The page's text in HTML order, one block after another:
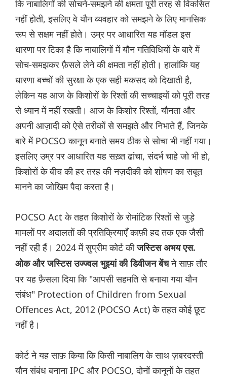
कि नाबालिगों की सोचने-समझने की क्षमता पूरी तरह से विकसित
नहीं होती, इसलिए वे यौन व्यवहार को समझने के लिए मानसिक
रूप से सक्षम नहीं होते। उम्र पर आधारित यह मॉडल इस
धारणा पर टिका है कि नाबालिगों में यौन गतिविधियों के बारे में
सोच-समझकर फ़ैसले लेने की क्षमता नहीं होती। हालांकि यह
धारणा बच्चों की सुरक्षा के एक सही मकसद को दिखाती है,
लेकिन यह आज के किशोरों के रिश्तों की सच्चाइयों को पूरी तरह
से ध्यान में नहीं रखती। आज के किशोर रिश्तों, यौनता और
अपनी आज़ादी को ऐसे तरीकों से समझते और निभाते हैं, जिनके
बारे में POCSO कानून बनाते समय ठीक से सोचा भी नहीं गया।
इसलिए उम्र पर आधारित यह सख़्त ढांचा, संदर्भ चाहे जो भी हो,
किशोरों के बीच की हर तरह की नज़दीकी को शोषण का सबूत
मानने का जोखिम पैदा करता है।
POCSO Act के तहत किशोरों के रोमांटिक रिश्तों से जुड़े
मामलों पर अदालतों की प्रतिक्रियाएँ काफ़ी हद तक एक जैसी
नहीं रही हैं। 2024 में सुप्रीम कोर्ट कीजस्टिस अभय एस.
ओक और जस्टिस उज्ज्वल भुइयां की डिवीजन बेंचने साफ़ तौर
पर यह फ़ैसला दिया कि "आपसी सहमति से बनाया गया यौन
संबंध" Protection of Children from Sexual
Offences Act, 2012 (POCSO Act) के तहत कोई छूट
नहीं है।
कोर्ट ने यह साफ़ किया कि किसी नाबालिग के साथ ज़बरदस्ती
यौन संबंध बनाना IPC और POCSO, दोनों कानूनों के तहत